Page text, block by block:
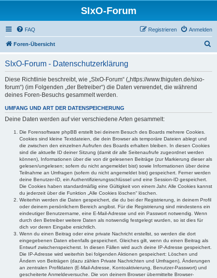
SIxO-Forum
FAQ Anmelden
Registrieren
Foren-Übersicht
SIxO-Forum - Datenschutzerklärung
Diese Richtlinie beschreibt, wie „SIxO-Forum“ („https://www.thiguten.de/sixo-
forum“) (im Folgenden „der Betreiber“) die Daten verwendet, die während
deines Foren-Besuchs gesammelt werden.
UMFANG UND ART DER DATENSPEICHERUNG
Deine Daten werden auf vier verschiedene Arten gesammelt:
Die Forensoftware phpBB erstellt bei deinem Besuch des Boards mehrere Cookies.
Cookies sind kleine Textdateien, die dein Browser als temporäre Dateien ablegt und
die zwischen den einzelnen Aufrufen des Boards erhalten bleiben. In diesen Cookies
sind die aktuelle ID deiner Sitzung (damit dir alle Seitenaufrufe zugeordnet werden
können), Informationen über die von dir gelesenen Beiträge (zur Markierung dieser als
gelesen/ungelesen; sofern du nicht angemeldet bist) sowie Informationen über deine
Teilnahme an Umfragen (sofern du nicht angemeldet bist) gespeichert. Ferner werden
deine Benutzer-ID, ein Authentifizierungsschlüssel und eine Session-ID gespeichert.
Die Cookies haben standardmäßig eine Gültigkeit von einem Jahr. Alle Cookies kannst
du jederzeit über die Funktion „Alle Cookies löschen“ löschen.
Weiterhin werden die Daten gespeichert, die du bei der Registrierung, in deinem Profil
oder deinem persönlichem Bereich angibst. Für die Registrierung sind mindestens ein
eindeutiger Benutzername, eine E-Mail-Adresse und ein Passwort notwendig. Wenn
durch den Betreiber weitere Daten als notwendig festgelegt wurden, so ist dies für
dich vor deren Eingabe ersichtlich.
Wenn du einen Beitrag oder eine private Nachricht erstellst, so werden die dort
eingegebenen Daten ebenfalls gespeichert. Gleiches gilt, wenn du einen Beitrag als
Entwurf zwischenspeicherst. In diesen Fällen wird auch deine IP-Adresse gespeichert.
Die IP-Adresse wird weiterhin bei folgenden Aktionen gespeichert: Löschen und
Ändern von Beiträgen (dazu zählen Private Nachrichten und Umfragen), Änderungen
an zentralen Profildaten (E-Mail-Adresse, Kontoaktivierung, Benutzer-Passwort) und
gescheiterte Anmeldeversuche. Die von deinem Browser übermittelte Browser-